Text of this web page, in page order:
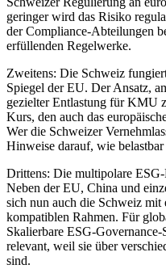
geringer wird das Risiko
der Compliance-Abteilungen
erfüllenden Regelwerke.
Zweitens: Die Schweiz
Spiegel der EU. Der Ansatz,
gezielter Entlastung für KMU
Kurs, den auch das
Wer die Schweizer
Hinweise darauf, wie
Drittens: Die multipolare
Neben der EU, China und
sich nun auch die Schweiz mit
kompatiblen Rahmen. Für
Skalierbare ESG-
relevant, weil sie über
sind.